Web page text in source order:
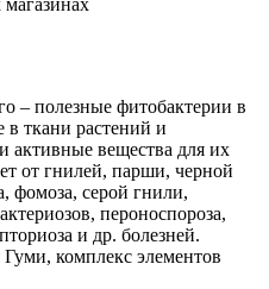
– полезные фитобактерии в
ткани растений и
активные вещества для их
от гнилей, парши, черной
фомоза, серой гнили,
пероноспороза,
и др. болезней.
комплекс элементов